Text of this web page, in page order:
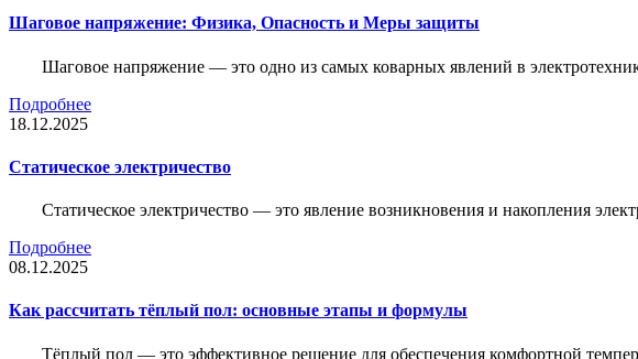
Шаговое напряжение: Физика, Опасность и Меры защиты
Шаговое напряжение — это одно из самых коварных явлений в
Подробнее
18.12.2025
Статическое электричество
Статическое электричество — это явление возникновения и накопления
Подробнее
08.12.2025
Как рассчитать тёплый пол: основные этапы и формулы
Тёплый пол — это эффективное решение для обеспечения комфортной